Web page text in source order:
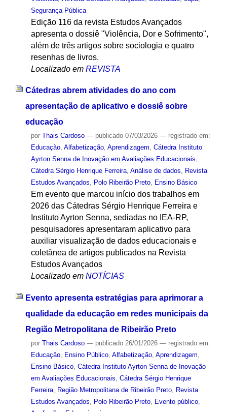
Segurança Pública
Edição 116 da revista Estudos Avançados
apresenta o dossiê "Violência, Dor e Sofrimento",
além de três artigos sobre sociologia e quatro
resenhas de livros.
Localizado em REVISTA
Cátedras abrem atividades do ano com
apresentação de aplicativo e dossiê sobre
educação
por Thais Cardoso — publicado07/03/2026 — registrado em:
Educação, Alfabetização, Aprendizagem, Cátedra Instituto
Ayrton Senna de Inovação em Avaliações Educacionais,
Cátedra Sérgio Henrique Ferreira, Análise de dados, Revista
Estudos Avançados, Polo Ribeirão Preto, Ensino Básico
Em evento que marcou início dos trabalhos em
2026 das Cátedras Sérgio Henrique Ferreira e
Instituto Ayrton Senna, sediadas no IEA-RP,
pesquisadores apresentaram aplicativo para
auxiliar visualização de dados educacionais e
coletânea de artigos publicados na Revista
Estudos Avançados
Localizado em NOTÍCIAS
Evento apresenta estratégias para aprimorar a
qualidade da educação em redes municipais da
Região Metropolitana de Ribeirão Preto
por Thais Cardoso — publicado26/01/2026 — registrado em:
Educação, Ensino Público, Alfabetização, Aprendizagem,
Ensino Básico, Cátedra Instituto Ayrton Senna de Inovação
em Avaliações Educacionais, Cátedra Sérgio Henrique
Ferreira, Região Metropolitana de Ribeirão Preto, Revista
Estudos Avançados, Polo Ribeirão Preto, Evento público,